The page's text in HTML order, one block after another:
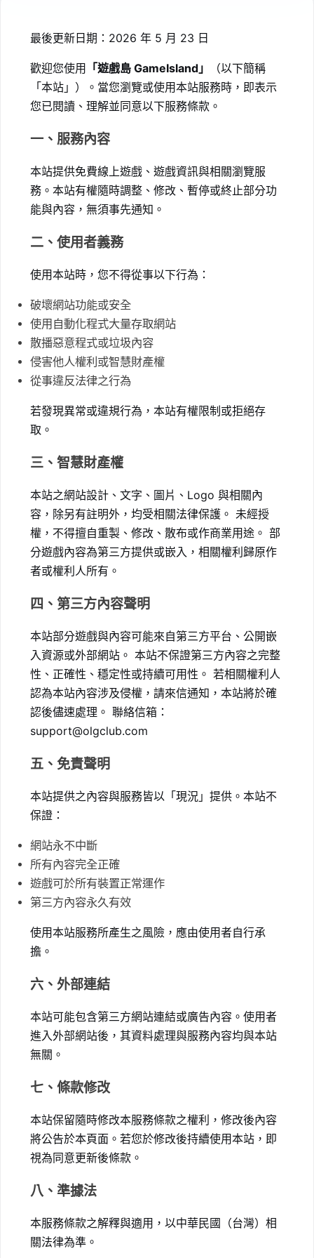
最後更新日期：2026 年 5 月 23 日
歡迎您使用 「遊戲島 GameIsland」
（以下簡稱
「本站」）。當您瀏覽或使用本站服務時，即表示
您已閱讀、理解並同意以下服務條款。
一、服務內容
本站提供免費線上遊戲、遊戲資訊與相關瀏覽服
務。本站有權隨時調整、修改、暫停或終止部分功
能與內容，無須事先通知。
二、使用者義務
使用本站時，您不得從事以下行為：
破壞網站功能或安全
使用自動化程式大量存取網站
散播惡意程式或垃圾內容
侵害他人權利或智慧財產權
從事違反法律之行為
若發現異常或違規行為，本站有權限制或拒絕存
取。
三、智慧財產權
本站之網站設計、文字、圖片、Logo 與相關內
容，除另有註明外，均受相關法律保護。 未經授
權，不得擅自重製、修改、散布或作商業用途。 部
分遊戲內容為第三方提供或嵌入，相關權利歸原作
者或權利人所有。
四、第三方內容聲明
本站部分遊戲與內容可能來自第三方平台、公開嵌
入資源或外部網站。 本站不保證第三方內容之完整
性、正確性、穩定性或持續可用性。 若相關權利人
認為本站內容涉及侵權，請來信通知，本站將於確
認後儘速處理。 聯絡信箱：
support@olgclub.com
五、免責聲明
本站提供之內容與服務皆以「現況」提供。本站不
保證：
網站永不中斷
所有內容完全正確
遊戲可於所有裝置正常運作
第三方內容永久有效
使用本站服務所產生之風險，應由使用者自行承
擔。
六、外部連結
本站可能包含第三方網站連結或廣告內容。使用者
進入外部網站後，其資料處理與服務內容均與本站
無關。
七、條款修改
本站保留隨時修改本服務條款之權利，修改後內容
將公告於本頁面。若您於修改後持續使用本站，即
視為同意更新後條款。
八、準據法
本服務條款之解釋與適用，以中華民國（台灣）相
關法律為準。